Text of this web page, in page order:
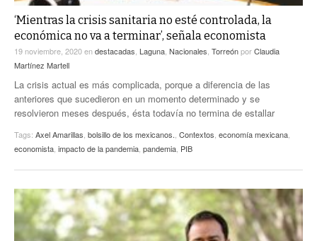
‘Mientras la crisis sanitaria no esté controlada, la
económica no va a terminar’, señala economista
19 noviembre, 2020endestacadas Laguna Nacionales TorreónporClaudia
Martínez Martell
La crisis actual es más complicada, porque a diferencia de las
anteriores que sucedieron en un momento determinado y se
resolvieron meses después, ésta todavía no termina de estallar
Tags: Axel Amarillas bolsillo de los mexicanos. Contextos economía mexicana
economista impacto de la pandemia pandemia PIB